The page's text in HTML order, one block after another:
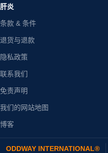
肝炎
条款 & 条件
退货与退款
隐私政策
联系我们
免责声明
我们的网站地图
博客
ODDWAY INTERNATIONAL®